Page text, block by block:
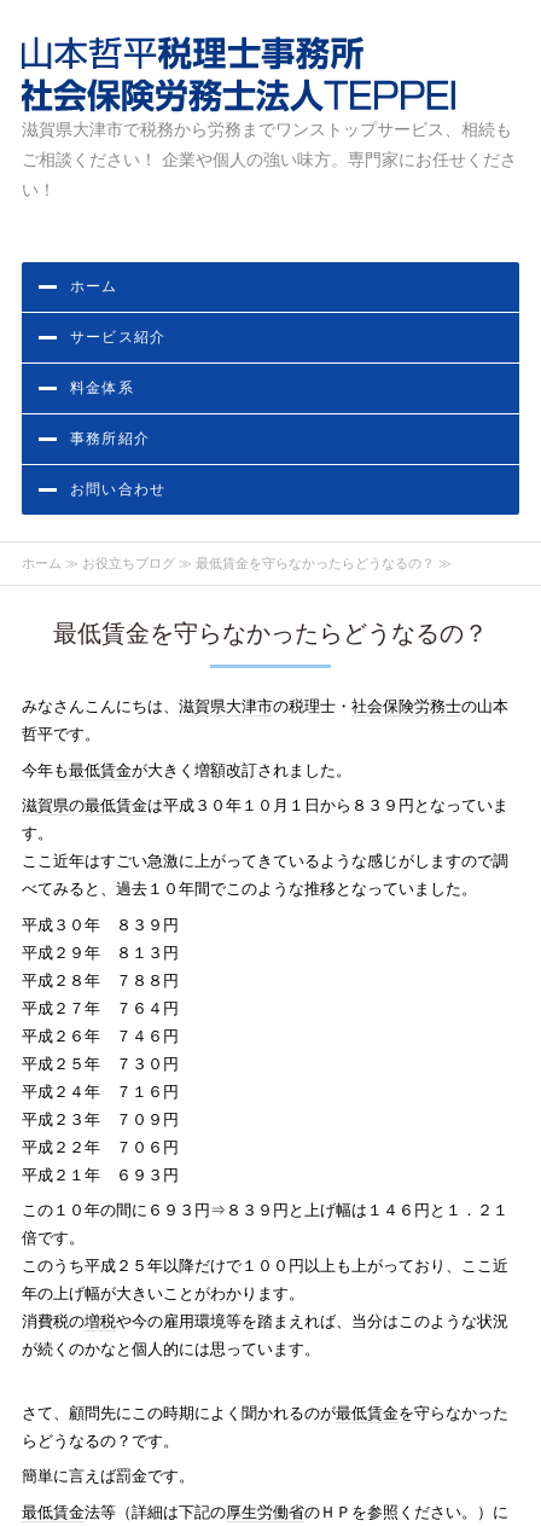
滋賀県大津市の税務・労務相談なら山本哲平税理士事務
所・社会保険労務士法人TEPPEI
滋賀県大津市で税務から労務までワンストップサービス、相続も
ご相談ください！ 企業や個人の強い味方。専門家にお任せくださ
い！
ホーム
サービス紹介
料金体系
事務所紹介
お問い合わせ
ホーム ≫ お役立ちブログ≫ 最低賃金を守らなかったらどうなるの？ ≫
最低賃金を守らなかったらどうなるの？
みなさんこんにちは、 滋賀県大津市の税理士・ 社会保険労務士の山本
哲平です。
今年も最低賃金が大きく増額改訂されました。
滋賀県の最低賃金は平成３０年１０月１日から８３９円となっていま
す。
ここ近年はすごい急激に上がってきているような感じがしますので調
べてみると、過去１０年間でこのような推移となっていました。
平成３０年 ８３９円
平成２９年 ８１３円
平成２８年 ７８８円
平成２７年 ７６４円
平成２６年 ７４６円
平成２５年 ７３０円
平成２４年 ７１６円
平成２３年 ７０９円
平成２２年 ７０６円
平成２１年 ６９３円
この１０年の間に６９３円⇒８３９円と上げ幅は１４６円と１．２１
倍です。
このうち平成２５年以降だけで１００円以上も上がっており、ここ近
年の上げ幅が大きいことがわかります。
消費税の増税や今の雇用環境等を踏まえれば、当分はこのような状況
が続くのかなと個人的には思っています。
さて、顧問先にこの時期によく聞かれるのが最低賃金を守らなかった
らどうなるの？です。
簡単に言えば罰金です。
最低賃金法等（詳細は下記の厚生労働省のＨＰを参照ください。）に